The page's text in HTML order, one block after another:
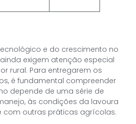
e do crescimento no
exigem atenção especial
rural. Para entregarem os
é fundamental compreender
depende de uma série de
às condições da lavoura
com outras práticas agrícolas.